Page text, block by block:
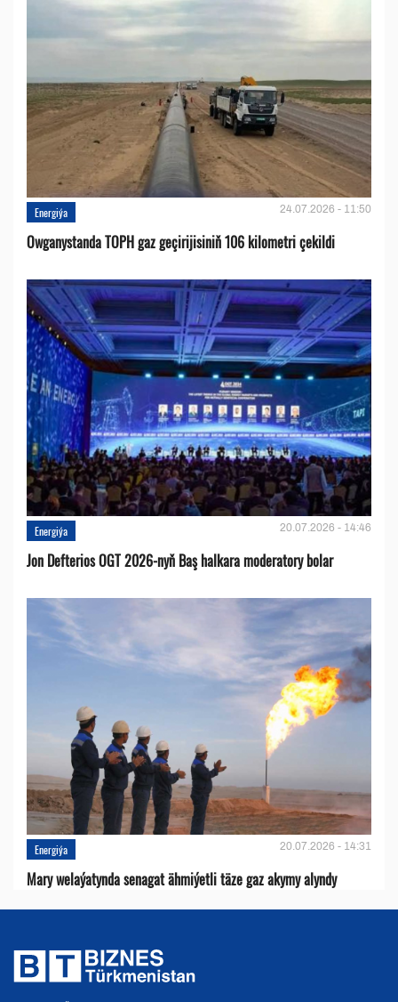
Energiýa 24.07.2026 - 11:50
Owganystanda TOPH gaz geçirijisiniň 106 kilometri çekildi
Energiýa 20.07.2026 - 14:46
Jon Defterios OGT 2026-nyň Baş halkara moderatory bolar
Energiýa 20.07.2026 - 14:31
Mary welaýatynda senagat ähmiýetli täze gaz akymy alyndy